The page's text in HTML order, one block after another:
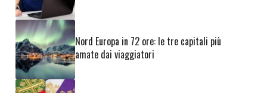
Nord Europa in 72 ore: le tre capitali più
amate dai viaggiatori